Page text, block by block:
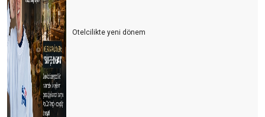
Otelcilikte yeni dönem